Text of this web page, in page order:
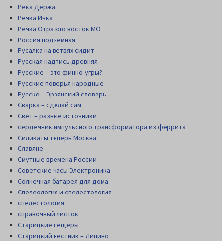
Река Дёржа
Речка Ичка
Речка Отра юго восток МО
Россия подземная
Русалка на ветвях сидит
Русская надпись древняя
Русские – это финно-угры?
Русские поверья народные
Русско – Эрзянский словарь
Сварка – сделай сам
Свет – разные источники
сердечник импульсного трансформатора из феррита
Силикаты теперь Москва
Славяне
Смутные времена России
Советские часы Электроника
Солнечная батарея для дома
Спелеология и спелестология
спелестология
справочный листок
Старицкие пещеры
Старицкий вестник – Липино